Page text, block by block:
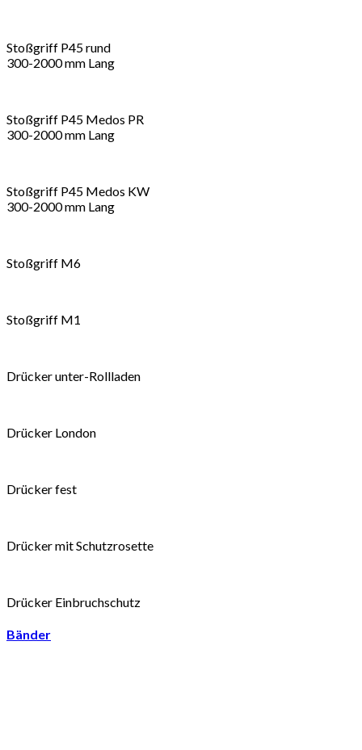
Stoßgriff P45 rund
300-2000 mm Lang
Stoßgriff P45 Medos PR
300-2000 mm Lang
Stoßgriff P45 Medos KW
300-2000 mm Lang
Stoßgriff M6
Stoßgriff M1
Drücker unter-Rollladen
Drücker London
Drücker fest
Drücker mit Schutzrosette
Drücker Einbruchschutz
Bänder